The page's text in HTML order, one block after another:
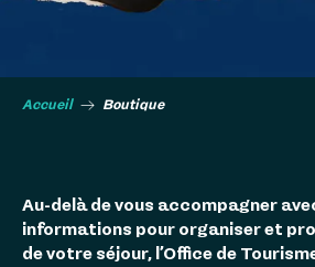
Accueil Boutique
Au-delà de vous accompagner
informations pour organiser et
de votre séjour, l’Office de